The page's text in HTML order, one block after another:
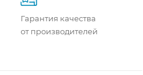
Гарантия качества
от производителей